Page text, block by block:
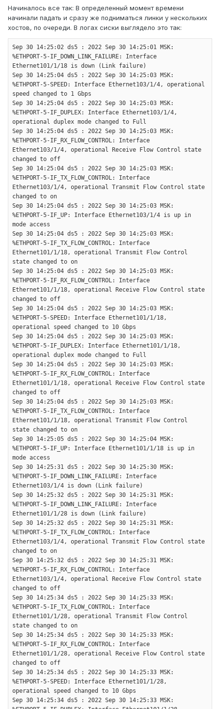
Начиналось все так: В определенный момент времени
начинали падать и сразу же подниматься линки у нескольких
хостов, по очереди. В логах сиски выглядело это так:
Sep 30 14:25:02 ds5 : 2022 Sep 30 14:25:01 MSK:
%ETHPORT-5-IF_DOWN_LINK_FAILURE: Interface
Ethernet101/1/18 is down (Link failure)
Sep 30 14:25:04 ds5 : 2022 Sep 30 14:25:03 MSK:
%ETHPORT-5-SPEED: Interface Ethernet103/1/4, operational
speed changed to 1 Gbps
Sep 30 14:25:04 ds5 : 2022 Sep 30 14:25:03 MSK:
%ETHPORT-5-IF_DUPLEX: Interface Ethernet103/1/4,
operational duplex mode changed to Full
Sep 30 14:25:04 ds5 : 2022 Sep 30 14:25:03 MSK:
%ETHPORT-5-IF_RX_FLOW_CONTROL: Interface
Ethernet103/1/4, operational Receive Flow Control state
changed to off
Sep 30 14:25:04 ds5 : 2022 Sep 30 14:25:03 MSK:
%ETHPORT-5-IF_TX_FLOW_CONTROL: Interface
Ethernet103/1/4, operational Transmit Flow Control state
changed to on
Sep 30 14:25:04 ds5 : 2022 Sep 30 14:25:03 MSK:
%ETHPORT-5-IF_UP: Interface Ethernet103/1/4 is up in
mode access
Sep 30 14:25:04 ds5 : 2022 Sep 30 14:25:03 MSK:
%ETHPORT-5-IF_TX_FLOW_CONTROL: Interface
Ethernet101/1/18, operational Transmit Flow Control
state changed to on
Sep 30 14:25:04 ds5 : 2022 Sep 30 14:25:03 MSK:
%ETHPORT-5-IF_RX_FLOW_CONTROL: Interface
Ethernet101/1/18, operational Receive Flow Control state
changed to off
Sep 30 14:25:04 ds5 : 2022 Sep 30 14:25:03 MSK:
%ETHPORT-5-SPEED: Interface Ethernet101/1/18,
operational speed changed to 10 Gbps
Sep 30 14:25:04 ds5 : 2022 Sep 30 14:25:03 MSK:
%ETHPORT-5-IF_DUPLEX: Interface Ethernet101/1/18,
operational duplex mode changed to Full
Sep 30 14:25:04 ds5 : 2022 Sep 30 14:25:03 MSK:
%ETHPORT-5-IF_RX_FLOW_CONTROL: Interface
Ethernet101/1/18, operational Receive Flow Control state
changed to off
Sep 30 14:25:04 ds5 : 2022 Sep 30 14:25:03 MSK:
%ETHPORT-5-IF_TX_FLOW_CONTROL: Interface
Ethernet101/1/18, operational Transmit Flow Control
state changed to on
Sep 30 14:25:05 ds5 : 2022 Sep 30 14:25:04 MSK:
%ETHPORT-5-IF_UP: Interface Ethernet101/1/18 is up in
mode access
Sep 30 14:25:31 ds5 : 2022 Sep 30 14:25:30 MSK:
%ETHPORT-5-IF_DOWN_LINK_FAILURE: Interface
Ethernet103/1/4 is down (Link failure)
Sep 30 14:25:32 ds5 : 2022 Sep 30 14:25:31 MSK:
%ETHPORT-5-IF_DOWN_LINK_FAILURE: Interface
Ethernet101/1/28 is down (Link failure)
Sep 30 14:25:32 ds5 : 2022 Sep 30 14:25:31 MSK:
%ETHPORT-5-IF_TX_FLOW_CONTROL: Interface
Ethernet103/1/4, operational Transmit Flow Control state
changed to on
Sep 30 14:25:32 ds5 : 2022 Sep 30 14:25:31 MSK:
%ETHPORT-5-IF_RX_FLOW_CONTROL: Interface
Ethernet103/1/4, operational Receive Flow Control state
changed to off
Sep 30 14:25:34 ds5 : 2022 Sep 30 14:25:33 MSK:
%ETHPORT-5-IF_TX_FLOW_CONTROL: Interface
Ethernet101/1/28, operational Transmit Flow Control
state changed to on
Sep 30 14:25:34 ds5 : 2022 Sep 30 14:25:33 MSK:
%ETHPORT-5-IF_RX_FLOW_CONTROL: Interface
Ethernet101/1/28, operational Receive Flow Control state
changed to off
Sep 30 14:25:34 ds5 : 2022 Sep 30 14:25:33 MSK:
%ETHPORT-5-SPEED: Interface Ethernet101/1/28,
operational speed changed to 10 Gbps
Sep 30 14:25:34 ds5 : 2022 Sep 30 14:25:33 MSK: